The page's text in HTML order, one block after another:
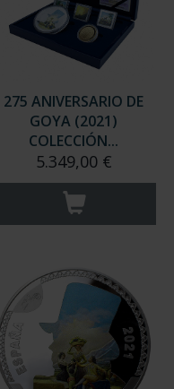
275 ANIVERSARIO DE
GOYA (2021)
COLECCIÓN...
5.349,00 €